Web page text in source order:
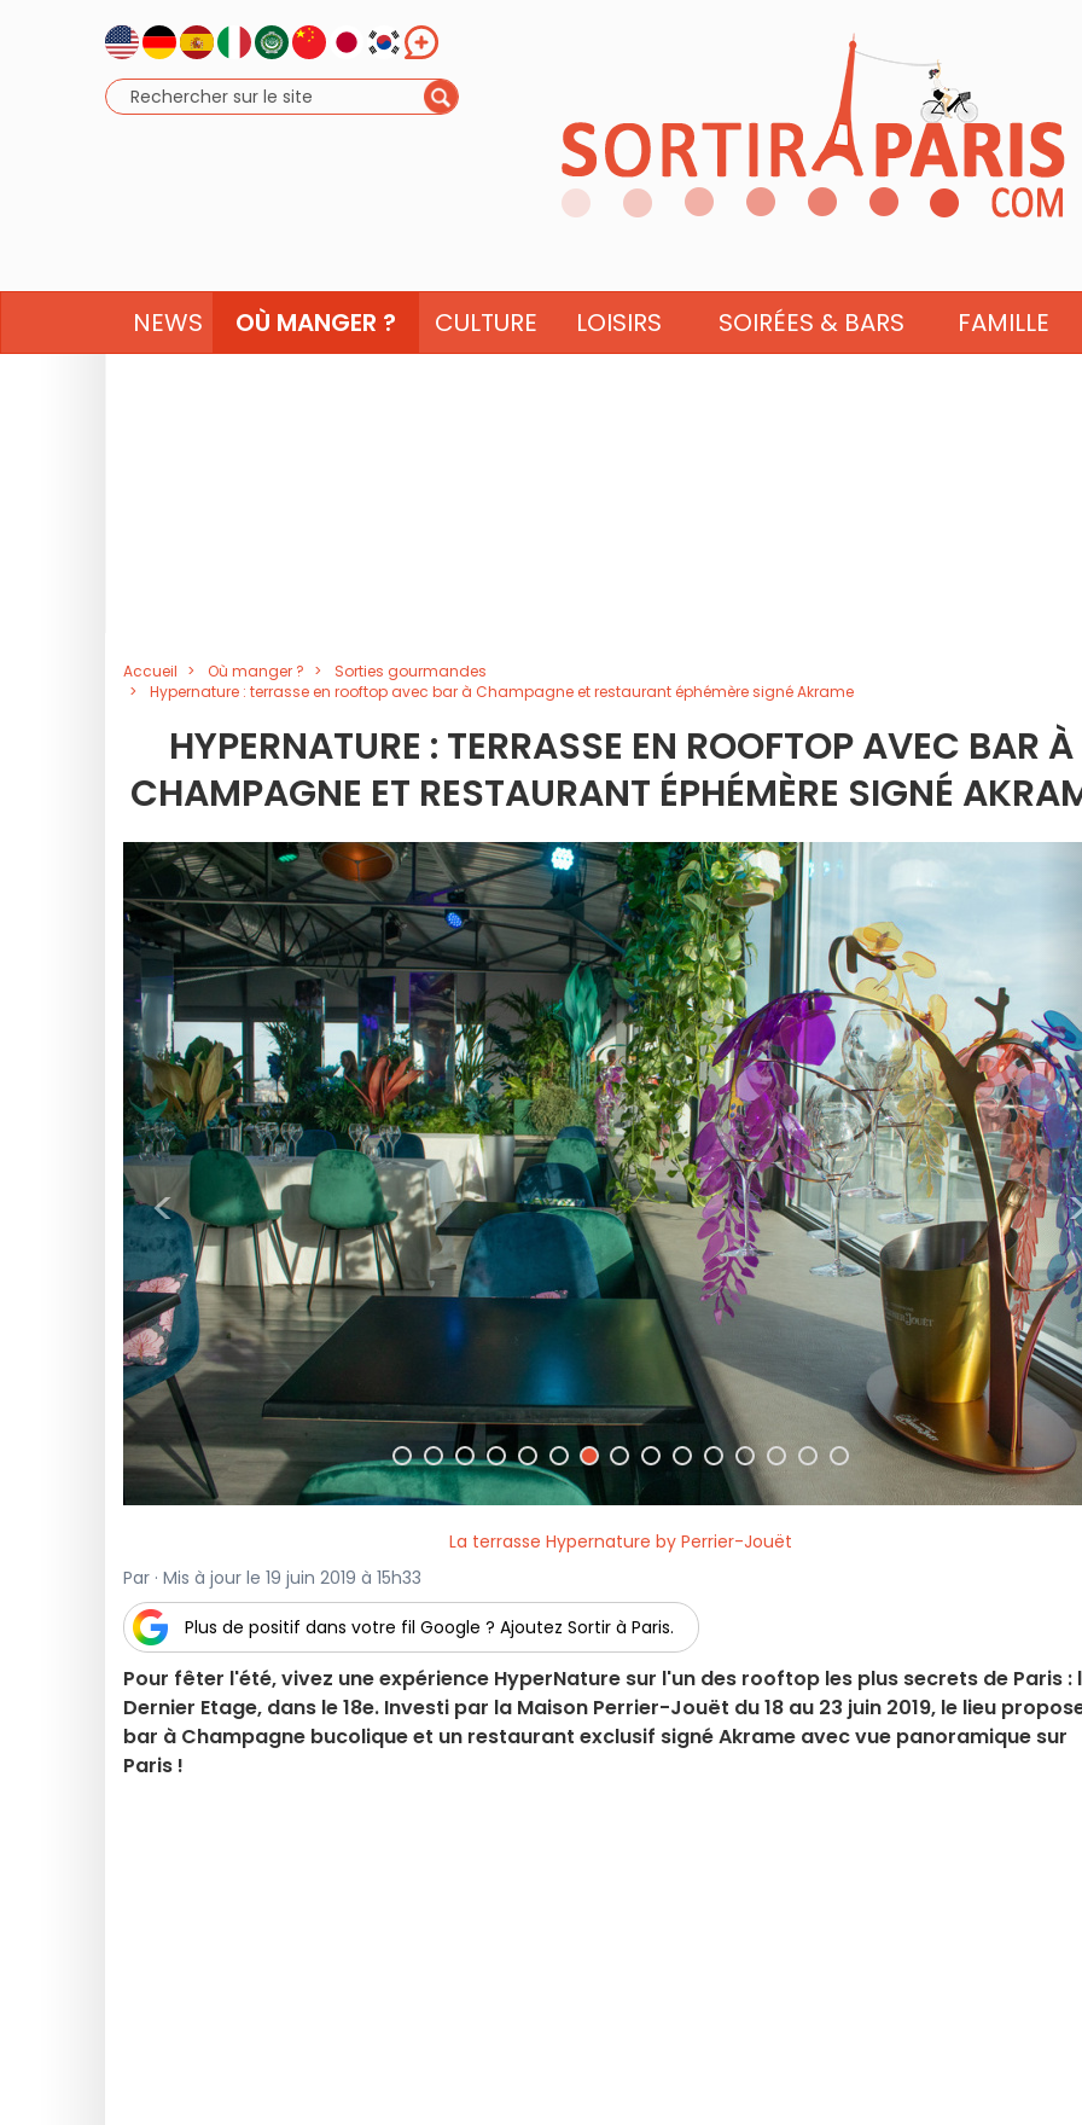
NEWS OÙ MANGER ? CULTURE LOISIRS SOIRÉES & BARS FAMILLE
Accueil Où manger ?
Sorties gourmandes
Hypernature : terrasse en rooftop avec bar à Champagne et restaurant éphémère signé Akrame
HYPERNATURE : TERRASSE EN ROOFTOP AVEC BAR À
CHAMPAGNE ET RESTAURANT ÉPHÉMÈRE SIGNÉ
<
La terrasse Hypernature by Perrier-Jouët
Par · Mis à jour le 19 juin 2019 à 15h33
Plus de positif dans votre fil Google ? Ajoutez Sortir à Paris.
Pour fêter l'été, vivez une expérience HyperNature sur l'un des rooftop les plus secrets de Paris :
Dernier Etage, dans le 18e. Investi par la Maison Perrier-Jouët du 18 au 23 juin 2019, le lieu
bar à Champagne bucolique et un restaurant exclusif signé Akrame avec vue panoramique sur
Paris !